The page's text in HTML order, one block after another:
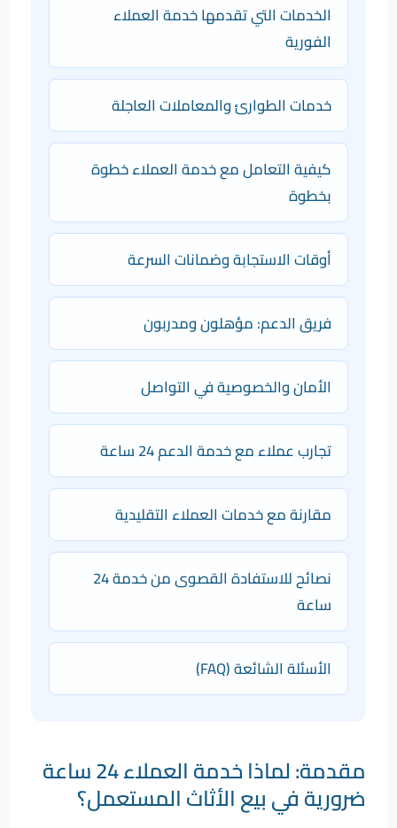
الخدمات التي تقدمها خدمة العملاء
الفورية
خدمات الطوارئ والمعاملات العاجلة
كيفية التعامل مع خدمة العملاء خطوة
بخطوة
أوقات الاستجابة وضمانات السرعة
فريق الدعم: مؤهلون ومدربون
الأمان والخصوصية في التواصل
تجارب عملاء مع خدمة الدعم 24 ساعة
مقارنة مع خدمات العملاء التقليدية
نصائح للاستفادة القصوى من خدمة 24
ساعة
الأسئلة الشائعة (FAQ)
مقدمة: لماذا خدمة العملاء 24 ساعة
ضرورية في بيع الأثاث المستعمل؟